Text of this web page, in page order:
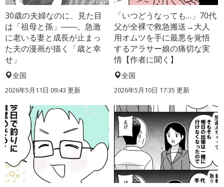
30歳の夫婦なのに、見た目
は「祖母と孫」――。急激
に老いる妻と成長が止まっ
た夫の漫画が描く「歳と幸
せ」
全国
2026年5月11日 09:43 更新
「いつどうなっても…」70代
父が全裸で救急搬送→大人
用オムツを手に最悪を覚悟
するアラサー娘の痛切な実
情【作者に聞く】
全国
2026年5月10日 17:35 更新